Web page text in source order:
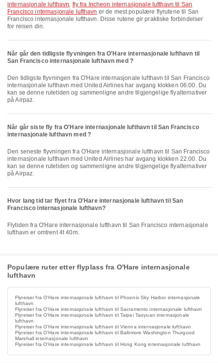
internasjonale lufthavn, fly fra Incheon internasjonale lufthavn til San
Francisco internasjonale lufthavn er de mest populære flyrutene til San
Francisco internasjonale lufthavn. Disse rutene gir praktiske forbindelser
for reisen din.
Når går den tidligste flyvningen fra O'Hare internasjonale lufthavn til
San Francisco internasjonale lufthavn med ?
Den tidligste flyvningen fra O'Hare internasjonale lufthavn til San Francisco
internasjonale lufthavn med United Airlines har avgang klokken 06:00. Du
kan se denne rutetiden og sammenligne andre tilgjengelige flyalternativer
på Airpaz.
Når går siste fly fra O'Hare internasjonale lufthavn til San Francisco
internasjonale lufthavn med ?
Den seneste flyvningen fra O'Hare internasjonale lufthavn til San Francisco
internasjonale lufthavn med United Airlines har avgang klokken 22:00. Du
kan se denne rutetiden og sammenligne andre tilgjengelige flyalternativer
på Airpaz.
Hvor lang tid tar flyet fra O'Hare internasjonale lufthavn til San
Francisco internasjonale lufthavn?
Flytiden fra O'Hare internasjonale lufthavn til San Francisco internasjonale
lufthavn er omtrent 4t 40m.
Populære ruter etter flyplass fra O'Hare internasjonale
lufthavn
Flyreiser fra O'Hare internasjonale lufthavn til Phoenix Sky Harbor internasjonale
lufthavn
Flyreiser fra O'Hare internasjonale lufthavn til Sacramento internasjonale lufthavn
Flyreiser fra O'Hare internasjonale lufthavn til Taipei Taoyuan internasjonale
lufthavn
Flyreiser fra O'Hare internasjonale lufthavn til Vienna internasjonale lufthavn
Flyreiser fra O'Hare internasjonale lufthavn til Baltimore Washington Thurgood
Marshall internasjonale lufthavn
Flyreiser fra O'Hare internasjonale lufthavn til Hong Kong internasjonale lufthavn